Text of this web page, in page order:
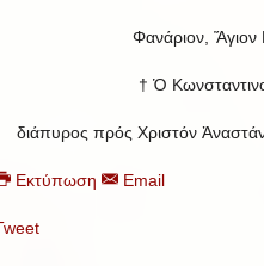
Φανάριον, Ἅγιον
† Ὁ
διάπυρος πρός Χριστόν
Εκτύπωση Email